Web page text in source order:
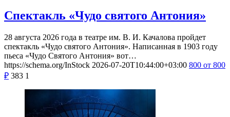
Спектакль «Чудо святого Антония»
28 августа 2026 года в театре им. В. И. Качалова пройдет
спектакль «Чудо святого Антония». Написанная в 1903 году
пьеса «Чудо Святого Антония» вот…
https://schema.org/InStock 2026-07-20T10:44:00+03:00 800 от 800
₽ 383 1